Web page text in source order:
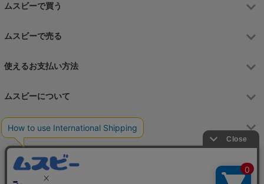
ムスビーで買う
ムスビーで売る
使えるお支払い方法
ムスビーについて
運営会社